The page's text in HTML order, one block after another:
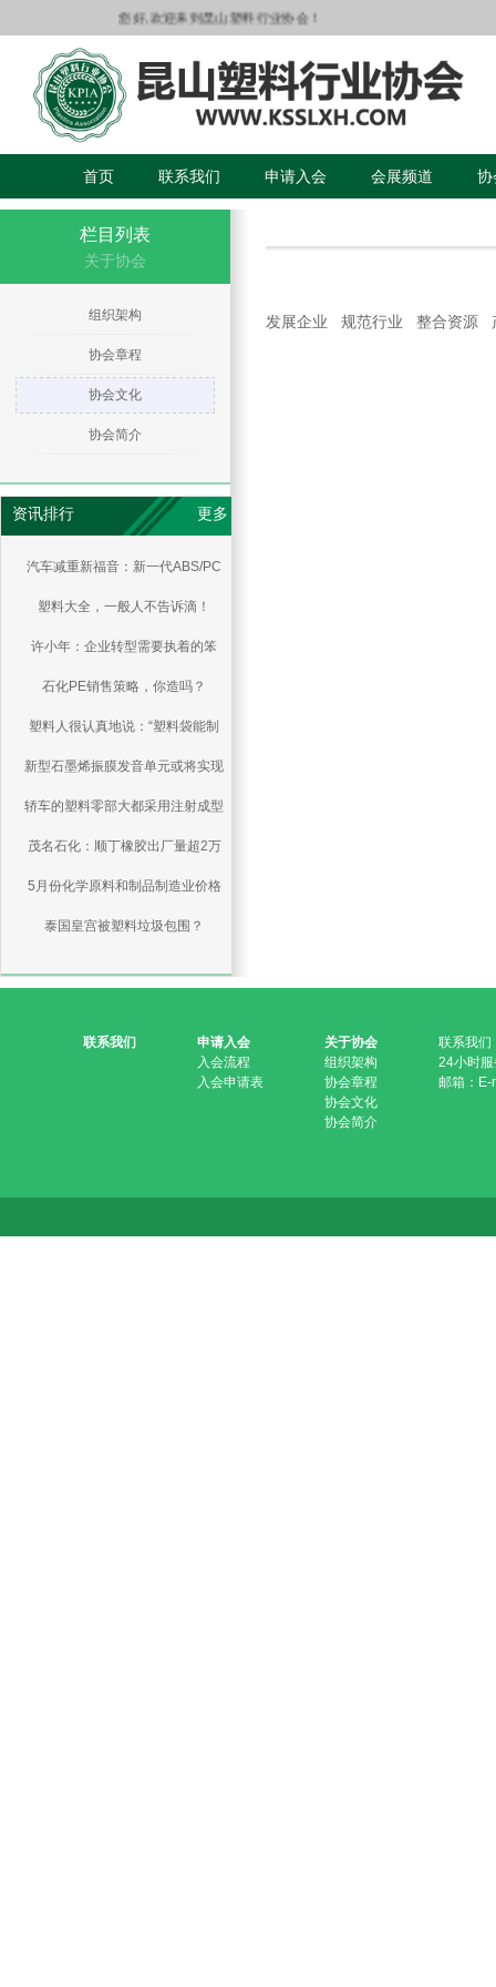
您好,欢迎来到昆山塑料行业协会！
首页 联系我们 申请入会 会展频道 协
栏目列表
关于协会
组织架构
协会章程
协会文化
协会简介
资讯排行 更多
汽车减重新福音：新一代ABS/PC
共混物
塑料大全，一般人不告诉滴！
许小年：企业转型需要执着的笨
人，不需要聪明人
石化PE销售策略，你造吗？
塑料人很认真地说：“塑料袋能制
成大米”是谣言！
新型石墨烯振膜发音单元或将实现
量产
轿车的塑料零部大都采用注射成型
茂名石化：顺丁橡胶出厂量超2万
吨
5月份化学原料和制品制造业价格
同比涨13.6%，环比涨0.6%
泰国皇宫被塑料垃圾包围？
发展企业 规范行业 整合资源
联系我们
申请入会
入会流程
入会申请表
关于协会
组织架构
协会章程
协会文化
协会简介
联系我们
24小时
邮箱：